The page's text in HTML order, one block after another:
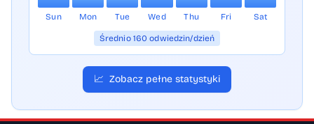
Sun Mon Tue Wed Thu Fri Sat
Średnio 160 odwiedzin/dzień
📈 Zobacz pełne statystyki